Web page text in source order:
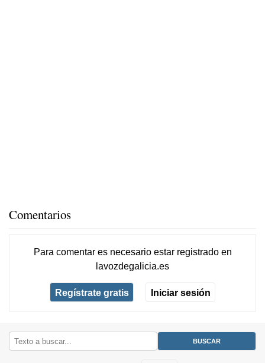
Comentarios
Para comentar es necesario estar registradoen
lavozdegalicia.es
Regístrate gratis Iniciar sesión